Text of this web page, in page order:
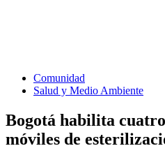
Comunidad
Salud y Medio Ambiente
Bogotá habilita
móviles de